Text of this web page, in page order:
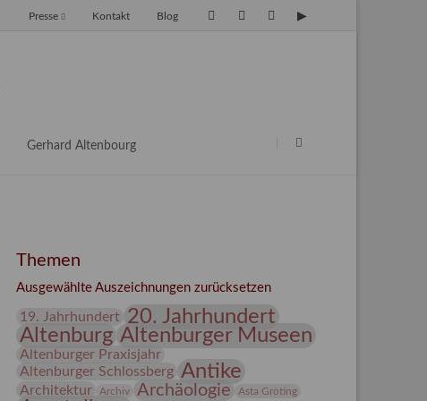
Blog
Kontakt
Presse
Gerhard Altenbourg
Themen
Ausgewählte Auszeichnungen zurücksetzen
19. Jahrhundert 20. Jahrhundert
Altenburg Altenburger Museen
Altenburger Praxisjahr
Altenburger Schlossberg Antike
Architektur Archiv Archäologie Asta Gröting